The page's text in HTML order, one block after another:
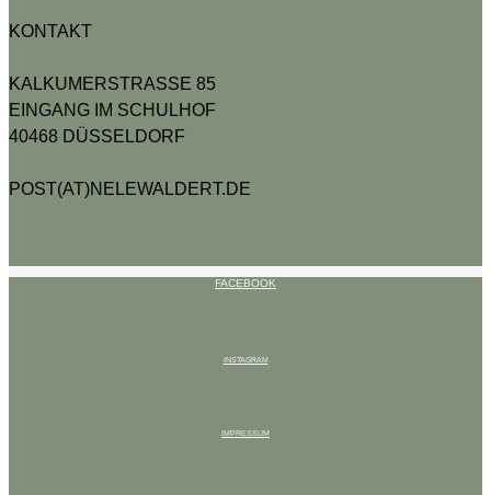
KONTAKT
KALKUMERSTRASSE 85
EINGANG IM SCHULHOF
40468 DÜSSELDORF
POST(AT)NELEWALDERT.DE
FACEBOOK
INSTAGRAM
IMPRESSUM